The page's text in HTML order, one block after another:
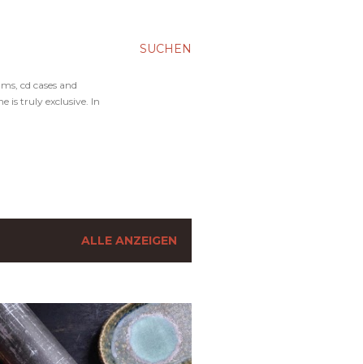
SUCHEN
cd cases and
is truly exclusive. In
ALLE ANZEIGEN